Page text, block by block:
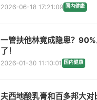
2026-06-18 17:21:09 国内健康
一管扶他林竟成隐患？
了！
2026-01-30 11:10:01 国内健康
夫西地酸乳膏和百多邦大